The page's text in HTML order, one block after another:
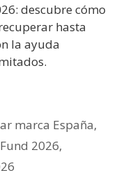
descubre cómo
hasta
la ayuda
marca España,
2026,